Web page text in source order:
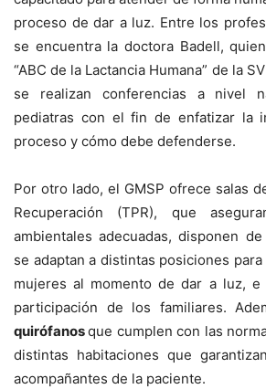
proceso de dar a luz. Entre los
se encuentra la doctora Badell,
“ABC de la Lactancia Humana” de la
se realizan conferencias a nivel
pediatras con el fin de enfatizar la
proceso y cómo debe defenderse.
Por otro lado, el GMSP ofrece salas
Recuperación (TPR), que
ambientales adecuadas, disponen
se adaptan a distintas posiciones
mujeres al momento de dar a luz,
participación de los familiares.
quirófanosque cumplen con las
distintas habitaciones que
acompañantes de la paciente.